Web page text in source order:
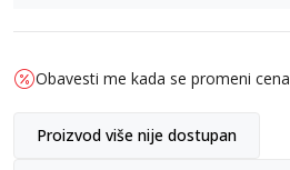
Obavesti me kada se promeni cena
Proizvod više nije dostupan